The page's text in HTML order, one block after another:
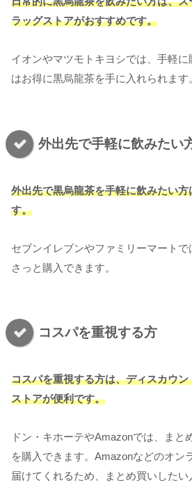
ラッグストアがおすすめです。
イオンやマツモトキヨシでは、手軽
はお得に黒烏龍茶を手に入れられます
外出先で手軽に飲みたい
外出先で黒烏龍茶を手軽に飲みたい
す。
セブンイレブンやファミリーマート
さっと購入できます。
コスパを重視する方
コスパを重視する方は、ディスカウ
ストアが便利です。
ドン・キホーテやAmazonでは、まと
を購入できます。Amazonなどのオン
届けてくれるため、まとめ買いしたい